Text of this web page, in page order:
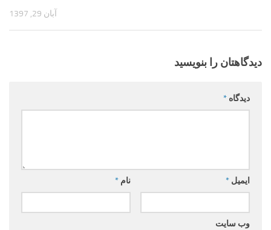
آبان 29, 1397
دیدگاهتان را بنویسید
دیدگاه *
نام * ایمیل *
وب‌ سایت